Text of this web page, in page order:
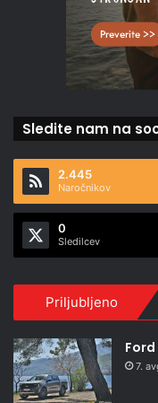
Sledite nam na
2.445
Naročnikov
0
Sledilcev
Priljubljeno
7.